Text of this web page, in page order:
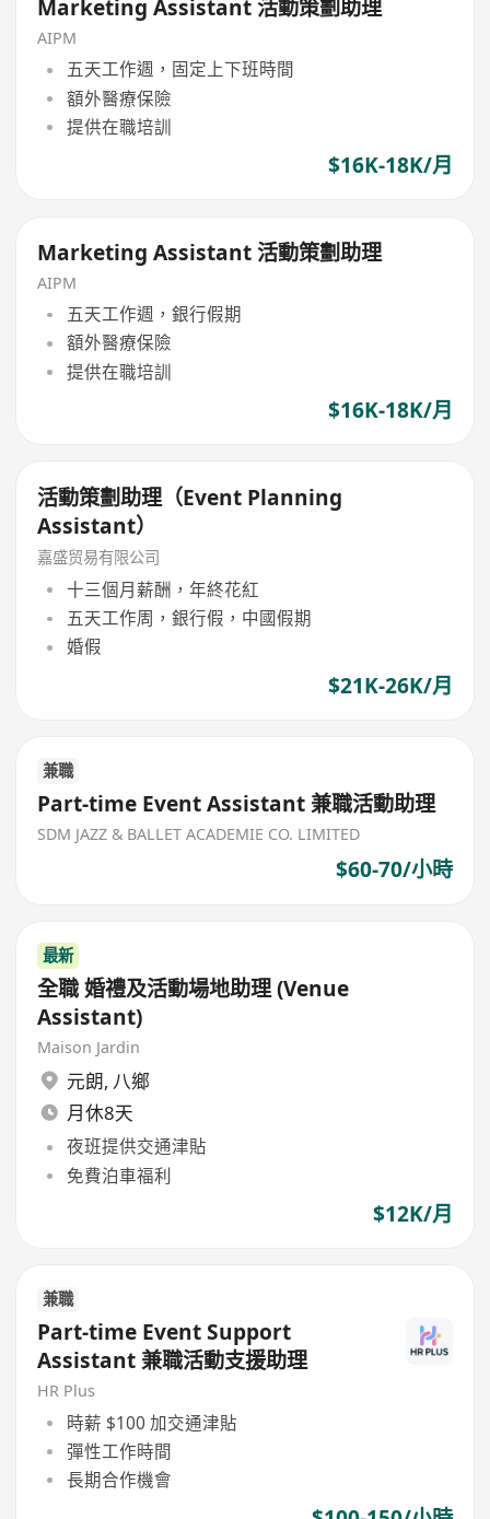
Marketing Assistant 活動策劃助理
AIPM
五天工作週，固定上下班時間
額外醫療保險
提供在職培訓
$16K-18K/月
Marketing Assistant 活動策劃助理
AIPM
五天工作週，銀行假期
額外醫療保險
提供在職培訓
$16K-18K/月
活動策劃助理（Event Planning
Assistant）
嘉盛贸易有限公司
十三個月薪酬，年終花紅
五天工作周，銀行假，中國假期
婚假
$21K-26K/月
兼職
Part-time Event Assistant 兼職活動助理
SDM JAZZ & BALLET ACADEMIE CO. LIMITED
$60-70/小時
最新
全職 婚禮及活動場地助理 (Venue
Assistant)
Maison Jardin
元朗, 八鄉
月休8天
夜班提供交通津貼
免費泊車福利
$12K/月
兼職
Part-time Event Support
Assistant 兼職活動支援助理
HR Plus
時薪 $100 加交通津貼
彈性工作時間
長期合作機會